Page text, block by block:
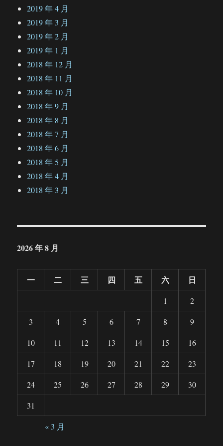
2019 年 4 月
2019 年 3 月
2019 年 2 月
2019 年 1 月
2018 年 12 月
2018 年 11 月
2018 年 10 月
2018 年 9 月
2018 年 8 月
2018 年 7 月
2018 年 6 月
2018 年 5 月
2018 年 4 月
2018 年 3 月
2026 年 8 月
一 二 三 四 五 六 日
1
2
3
4 5 6 7 8
9
10
11 12 13 14 15
16
17
18 19 20 21 22
23
24
25 26 27 28 29
30
31
« 3 月